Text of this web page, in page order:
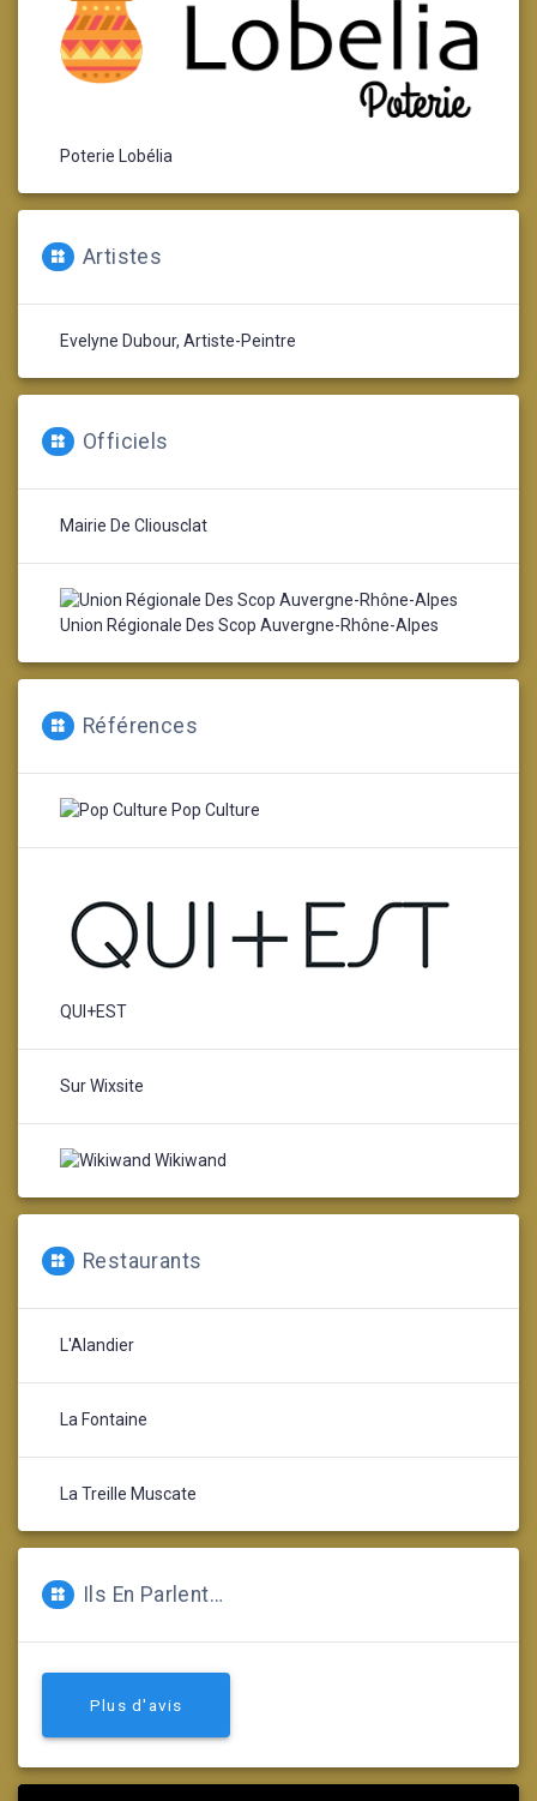
Poterie Lobélia
Artistes
Evelyne Dubour, Artiste-Peintre
Officiels
Mairie De Cliousclat
Union Régionale Des Scop Auvergne-Rhône-Alpes
Références
Pop Culture
QUI+EST
Sur Wixsite
Wikiwand
Restaurants
L'Alandier
La Fontaine
La Treille Muscate
Ils En Parlent…
Plus d'avis